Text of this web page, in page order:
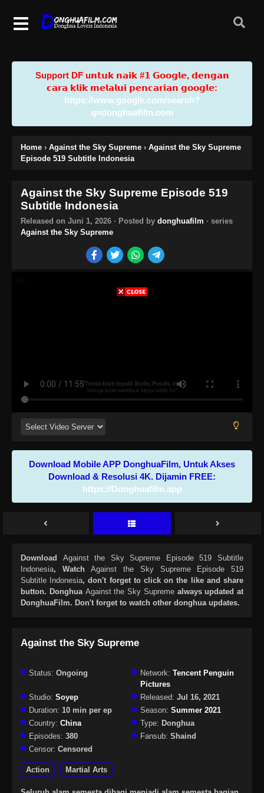
Support DF u𝗻𝘁𝘂𝗸 𝗻𝗮𝗶𝗸 #𝟭 𝗚𝗼𝗼𝗴𝗹𝗲, 𝗱𝗲𝗻𝗴𝗮𝗻
𝗰𝗮𝗿𝗮 𝗸𝗹𝗶𝗸 𝗺𝗲𝗹𝗮𝗹𝘂𝗶 𝗽𝗲𝗻𝗰𝗮𝗿𝗶𝗮𝗻 𝗴𝗼𝗼𝗴𝗹𝗲:
https://www.google.com/search?
q=donghuafilm.com
Home › Against the Sky Supreme › Against the Sky Supreme
Episode 519 Subtitle Indonesia
Against the Sky Supreme Episode 519
Subtitle Indonesia
Released on Juni 1, 2026 · Posted by donghuafilm · series
Against the Sky Supreme
Download Mobile APP DonghuaFilm, Untuk Akses
Download & Resolusi 4K. Dijamin FREE:
https://Donghuafilm.app
Download Against the Sky Supreme Episode 519 Subtitle
Indonesia, WatchAgainst the Sky Supreme Episode 519
Subtitle Indonesia, don't forget to click on the like and share
button. Donghua Against the Sky Supremealways updated at
DonghuaFilm. Don't forget to watch other donghua updates.
Against the Sky Supreme
Status: Ongoing Network: Tencent Penguin
Pictures
Studio: Soyep Released: Jul 16, 2021
Duration: 10 min per ep Season: Summer 2021
Country: China Type: Donghua
Episodes: 380 Fansub: Shaind
Censor: Censored
Action Martial Arts